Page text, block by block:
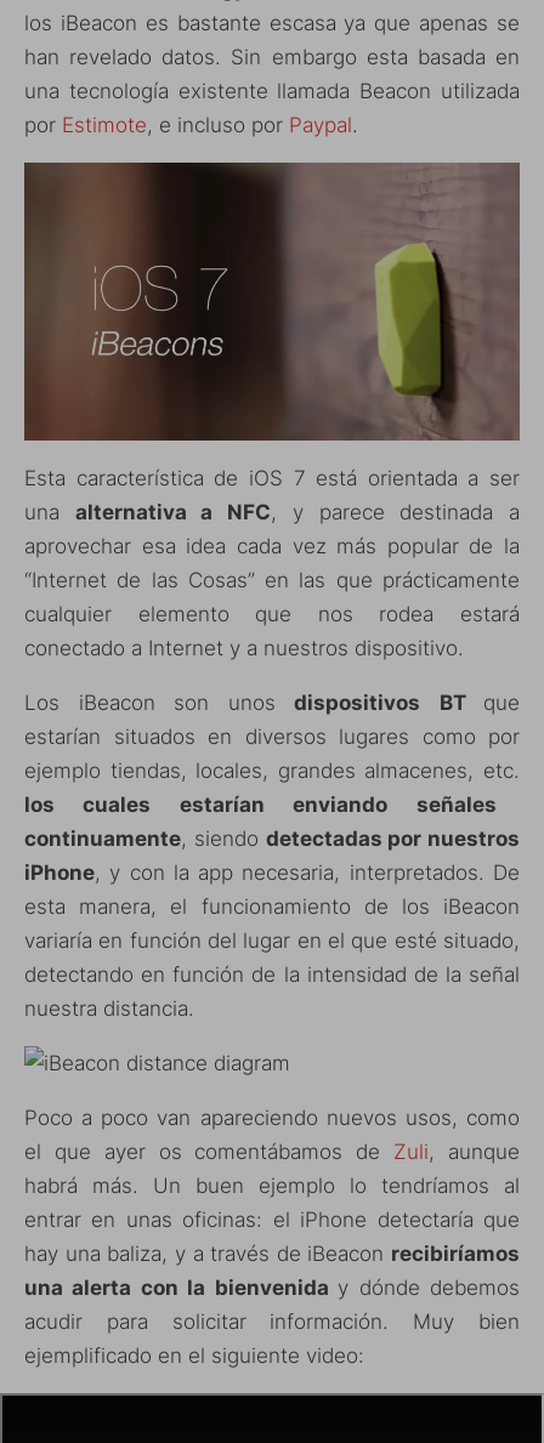
los iBeacon es bastante escasa ya que apenas se
han revelado datos. Sin embargo esta basada en
una tecnología existente llamada Beacon utilizada
por Estimote, e incluso por Paypal.
Esta característica de iOS 7 está orientada a ser
una alternativa a NFC, y parece destinada a
aprovechar esa idea cada vez más popular de la
“Internet de las Cosas” en las que prácticamente
cualquier elemento que nos rodea estará
conectado a Internet y a nuestros dispositivo.
Los iBeacon son unos dispositivos BT que
estarían situados en diversos lugares como por
ejemplo tiendas, locales, grandes almacenes, etc.
los cuales estarían enviando señales
continuamente, siendo detectadas por nuestros
iPhone, y con la app necesaria, interpretados. De
esta manera, el funcionamiento de los iBeacon
variaría en función del lugar en el que esté situado,
detectando en función de la intensidad de la señal
nuestra distancia.
Poco a poco van apareciendo nuevos usos, como
el que ayer os comentábamos de Zuli, aunque
habrá más. Un buen ejemplo lo tendríamos al
entrar en unas oficinas: el iPhone detectaría que
hay una baliza, y a través de iBeacon recibiríamos
una alerta con la bienvenida y dónde debemos
acudir para solicitar información. Muy bien
ejemplificado en el siguiente video: